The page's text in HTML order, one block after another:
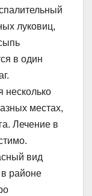
луковиц,
в один
несколько
местах,
Лечение в
вид
районе